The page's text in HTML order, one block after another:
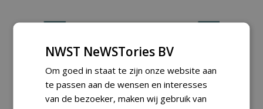
NWST NeWSTories BV
Om goed in staat te zijn onze website aan
te passen aan de wensen en interesses
van de bezoeker, maken wij gebruik van